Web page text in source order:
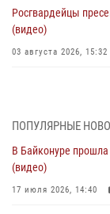
Росгвардейцы
(видео)
03 августа 2026, 15:32
03 августа 2026, 15:08
В Подмосковье
«Пересвет»
02 августа 2026, 18:01
ПОПУЛЯРНЫЕ
В Байконуре прошла
(видео)
17 июля 2026, 14:40